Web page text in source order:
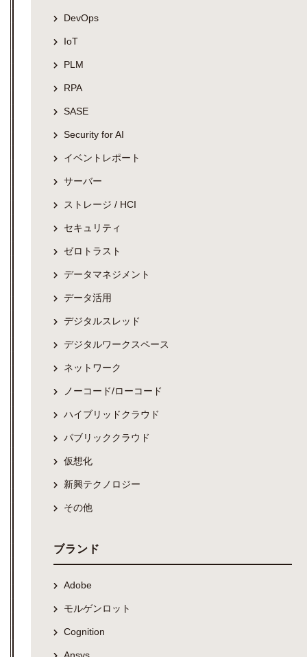
DevOps
IoT
PLM
RPA
SASE
Security for AI
イベントレポート
サーバー
ストレージ / HCI
セキュリティ
ゼロトラスト
データマネジメント
データ活用
デジタルスレッド
デジタルワークスペース
ネットワーク
ノーコード/ローコード
ハイブリッドクラウド
パブリッククラウド
仮想化
新興テクノロジー
その他
ブランド
Adobe
モルゲンロット
Cognition